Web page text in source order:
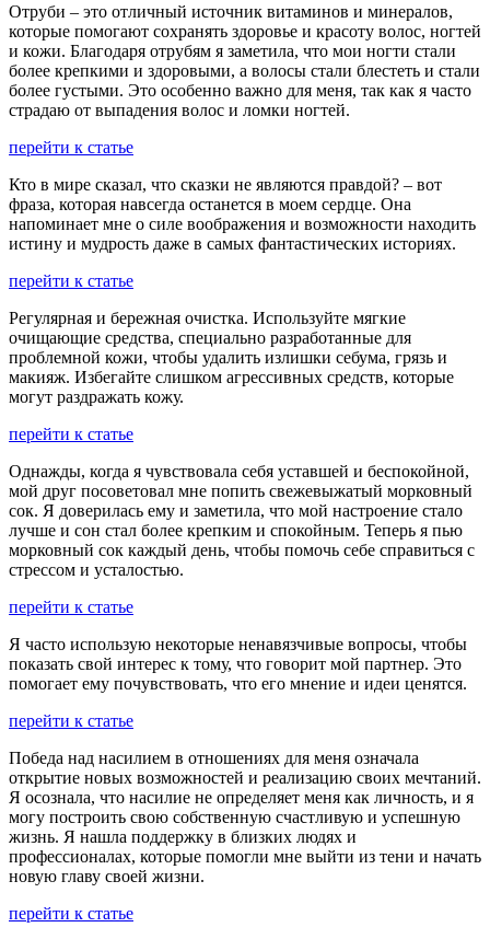
Отруби – это отличный источник витаминов и минералов,
которые помогают сохранять здоровье и красоту волос, ногтей
и кожи. Благодаря отрубям я заметила, что мои ногти стали
более крепкими и здоровыми, а волосы стали блестеть и стали
более густыми. Это особенно важно для меня, так как я часто
страдаю от выпадения волос и ломки ногтей.
перейти к статье
Кто в мире сказал, что сказки не являются правдой? – вот
фраза, которая навсегда останется в моем сердце. Она
напоминает мне о силе воображения и возможности находить
истину и мудрость даже в самых фантастических историях.
перейти к статье
Регулярная и бережная очистка. Используйте мягкие
очищающие средства, специально разработанные для
проблемной кожи, чтобы удалить излишки себума, грязь и
макияж. Избегайте слишком агрессивных средств, которые
могут раздражать кожу.
перейти к статье
Однажды, когда я чувствовала себя уставшей и беспокойной,
мой друг посоветовал мне попить свежевыжатый морковный
сок. Я доверилась ему и заметила, что мой настроение стало
лучше и сон стал более крепким и спокойным. Теперь я пью
морковный сок каждый день, чтобы помочь себе справиться с
стрессом и усталостью.
перейти к статье
Я часто использую некоторые ненавязчивые вопросы, чтобы
показать свой интерес к тому, что говорит мой партнер. Это
помогает ему почувствовать, что его мнение и идеи ценятся.
перейти к статье
Победа над насилием в отношениях для меня означала
открытие новых возможностей и реализацию своих мечтаний.
Я осознала, что насилие не определяет меня как личность, и я
могу построить свою собственную счастливую и успешную
жизнь. Я нашла поддержку в близких людях и
профессионалах, которые помогли мне выйти из тени и начать
новую главу своей жизни.
перейти к статье